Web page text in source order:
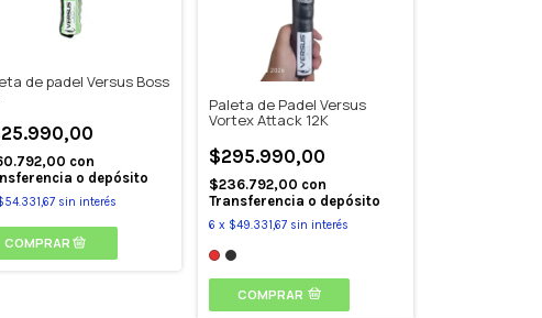
de padel Versus Boss
con
o depósito
sin interés
Paleta de Padel Versus
Vortex Attack 12K
$295.990,00
$236.792,00 con
Transferencia o depósito
6 x $49.331,67 sin interés
COMPRAR